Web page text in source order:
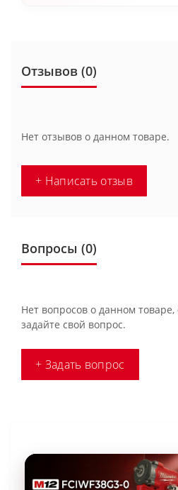
Отзывов (0)
Нет отзывов о данном товаре.
+ Написать отзыв
Вопросы (0)
Нет вопросов о данном
задайте свой вопрос.
+ Задать вопрос